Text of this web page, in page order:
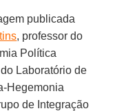
publicada
, professor do
Política
Laboratório de
Hegemonia
de Integração